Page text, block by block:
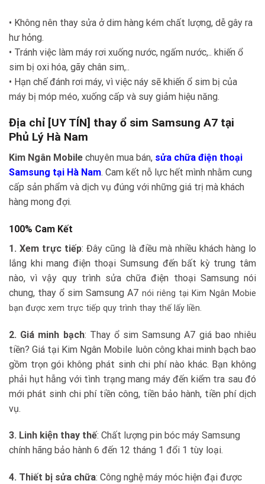
• Không nên thay sửa ở dim hàng kém chất lượng, dễ gây ra
hư hỏng.
• Tránh việc làm máy rơi xuống nước, ngấm nước,.. khiến ổ
sim bị oxi hóa, gãy chân sim,..
• Hạn chế đánh rơi máy, vì việc náy sẽ khiến ổ sim bị của
máy bị móp méo, xuống cấp và suy giảm hiệu năng.
Địa chỉ [UY TÍN] thay ổ sim Samsung A7 tại
Phủ Lý Hà Nam
Kim Ngân Mobile chuyên mua bán, sửa chữa điện thoại
Samsung tại Hà Nam. Cam kết nỗ lực hết mình nhằm cung
cấp sản phẩm và dịch vụ đúng với những giá trị mà khách
hàng mong đợi.
100% Cam Kết
1. Xem trực tiếp: Đây cũng là điều mà nhiều khách hàng lo
lắng khi mang điện thoại Sumsung đến bất kỳ trung tâm
nào, vì vậy quy trình sửa chữa điện thoại Samsung nói
chung, thay ổ sim Samsung A7 nói riêng tại Kim Ngân Mobie
bạn được xem trực tiếp quy trình thay thế lấy liền.
2. Giá minh bạch: Thay ổ sim Samsung A7 giá bao nhiêu
tiền? Giá tại Kim Ngân Mobile luôn công khai minh bạch bao
gồm trọn gói không phát sinh chi phí nào khác. Bạn không
phải hụt hẫng với tình trạng mang máy đến kiểm tra sau đó
mới phát sinh chi phí tiền công, tiền bảo hành, tiền phí dịch
vụ.
3. Linh kiện thay thế: Chất lượng pin bóc máy Samsung
chính hãng bảo hành 6 đến 12 tháng 1 đổi 1 tùy loại.
4. Thiết bị sửa chữa: Công nghệ máy móc hiện đại được